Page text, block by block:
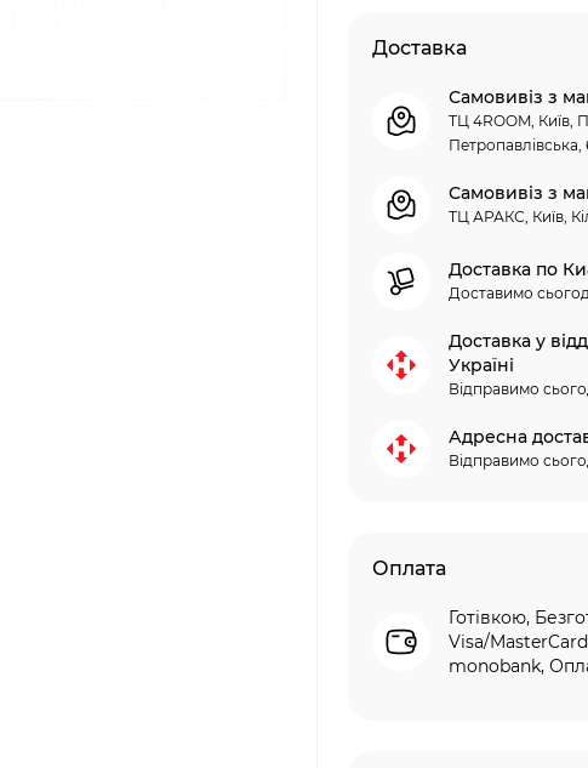
Доставка
Самовивіз з
ТЦ 4ROOM, Київ,
Петропавлівська,
Самовивіз з
ТЦ АРАКС, Київ,
Доставка по
Доставимо
Доставка у
Україні
Відправимо
Адресна
Відправимо
Оплата
Готівкою,
Visa/
monobank,